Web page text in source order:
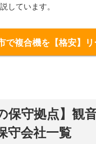
しています。
で複合機を【格安】
保守拠点】観
守会社一覧